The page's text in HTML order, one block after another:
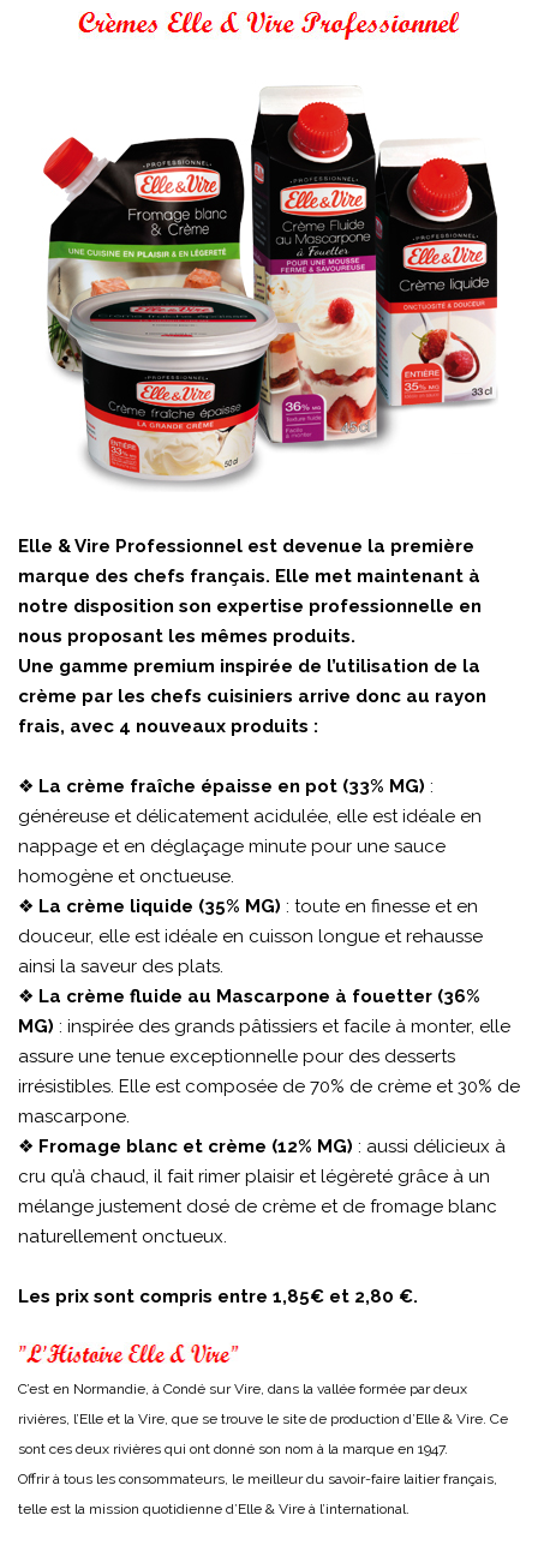
Elle & Vire Professionnel est devenue la première
marque des chefs français. Elle met maintenant à
notre disposition son expertise professionnelle en
nous proposant les mêmes produits.
Une gamme premium inspirée de l’utilisation de la
crème par les chefs cuisiniers arrive donc au rayon
frais, avec 4 nouveaux produits :
❖ La crème fraîche épaisse en pot (33% MG) :
généreuse et délicatement acidulée, elle est idéale en
nappage et en déglaçage minute pour une sauce
homogène et onctueuse.
❖ La crème liquide (35% MG) : toute en finesse et en
douceur, elle est idéale en cuisson longue et rehausse
ainsi la saveur des plats.
❖ La crème fluide au Mascarpone à fouetter (36%
MG) : inspirée des grands pâtissiers et facile à monter, elle
assure une tenue exceptionnelle pour des desserts
irrésistibles. Elle est composée de 70% de crème et 30% de
mascarpone.
❖ Fromage blanc et crème (12% MG) : aussi délicieux à
cru qu’à chaud, il fait rimer plaisir et légèreté grâce à un
mélange justement dosé de crème et de fromage blanc
naturellement onctueux.
Les prix sont compris entre 1,85€ et 2,80 €.
C’est en Normandie, à Condé sur Vire, dans la vallée formée par deux
rivières, l’Elle et la Vire, que se trouve le site de production d’Elle & Vire. Ce
sont ces deux rivières qui ont donné son nom à la marque en 1947.
Offrir à tous les consommateurs, le meilleur du savoir-faire laitier français,
telle est la mission quotidienne d’Elle & Vire à l’international.